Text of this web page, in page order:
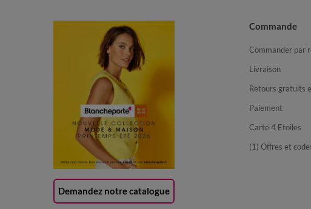
Demandez notre catalogue
Commande
Commander par
Livraison
Retours gratuits
Paiement
Carte 4 Etoiles
(1) Offres et